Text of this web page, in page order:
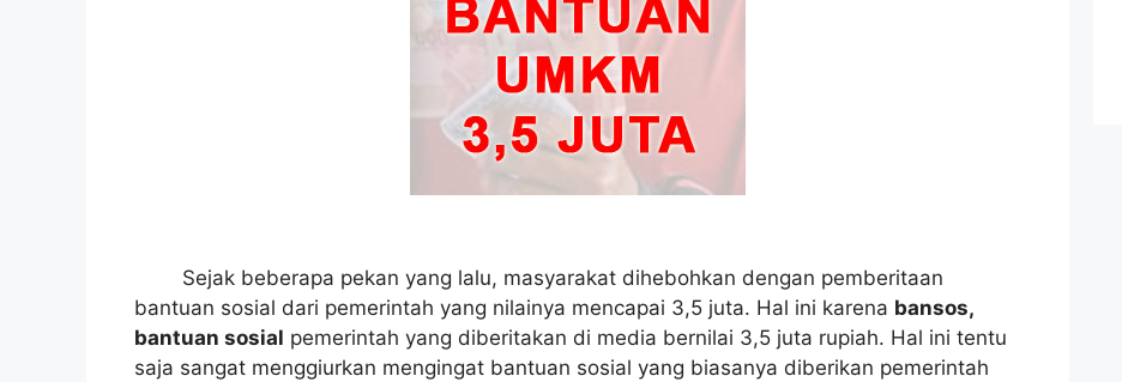
Sejak beberapa pekan yang lalu, masyarakat dihebohkan dengan pemberitaan
bantuan sosial dari pemerintah yang nilainya mencapai 3,5 juta. Hal ini karena bansos,
bantuan sosial pemerintah yang diberitakan di media bernilai 3,5 juta rupiah. Hal ini tentu
saja sangat menggiurkan mengingat bantuan sosial yang biasanya diberikan pemerintah